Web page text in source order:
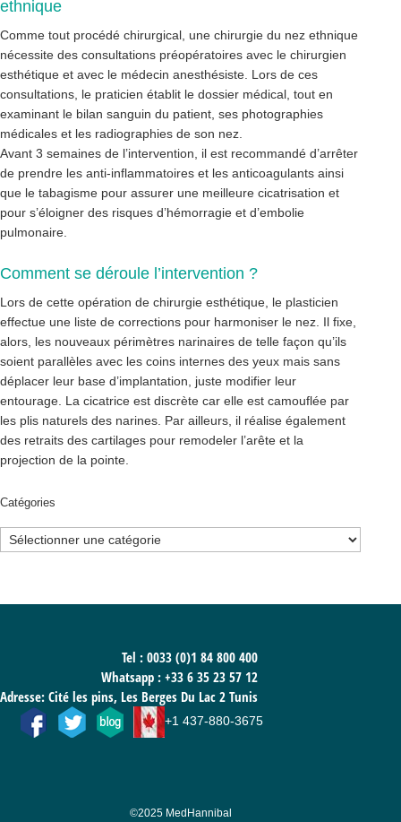
ethnique
Comme tout procédé chirurgical, une chirurgie du nez ethnique
nécessite des consultations préopératoires avec le chirurgien
esthétique et avec le médecin anesthésiste. Lors de ces
consultations, le praticien établit le dossier médical, tout en
examinant le bilan sanguin du patient, ses photographies
médicales et les radiographies de son nez.
Avant 3 semaines de l’intervention, il est recommandé d’arrêter
de prendre les anti-inflammatoires et les anticoagulants ainsi
que le tabagisme pour assurer une meilleure cicatrisation et
pour s’éloigner des risques d’hémorragie et d’embolie
pulmonaire.
Comment se déroule l’intervention ?
Lors de cette opération de chirurgie esthétique, le plasticien
effectue une liste de corrections pour harmoniser le nez. Il fixe,
alors, les nouveaux périmètres narinaires de telle façon qu’ils
soient parallèles avec les coins internes des yeux mais sans
déplacer leur base d’implantation, juste modifier leur
entourage. La cicatrice est discrète car elle est camouflée par
les plis naturels des narines. Par ailleurs, il réalise également
des retraits des cartilages pour remodeler l’arête et la
projection de la pointe.
Catégories
Catégories
Tel : 0033 (0)1 84 800 400
Whatsapp : +33 6 35 23 57 12
Adresse: Cité les pins, Les Berges Du Lac 2 Tunis
+1 437-880-3675
©2025 MedHannibal